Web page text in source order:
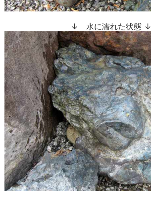
↓ 水に濡れた状態 ↓